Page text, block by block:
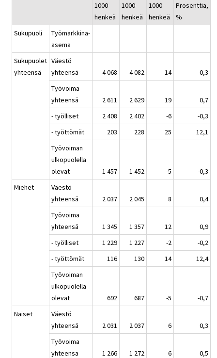
1000
henkeä
1000
henkeä
1000
henkeä
Prosenttia,
%
Sukupuoli
Työmarkkina-
asema
Sukupuolet
yhteensä
Väestö
yhteensä
4 068 4 082 14
0,3
Työvoima
yhteensä
2 611 2 629 19
0,7
- työlliset
2 408 2 402 -6
-0,3
- työttömät
203 228 25
12,1
Työvoiman
ulkopuolella
olevat
1 457 1 452 -5
-0,3
Miehet
Väestö
yhteensä
2 037 2 045 8
0,4
Työvoima
yhteensä
1 345 1 357 12
0,9
- työlliset
1 229 1 227 -2
-0,2
- työttömät
116 130 14
12,4
Työvoiman
ulkopuolella
olevat
692 687 -5
-0,7
Naiset
Väestö
yhteensä
2 031 2 037 6
0,3
Työvoima
yhteensä
1 266 1 272 6
0,5